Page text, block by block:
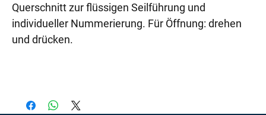
Querschnitt zur flüssigen Seilführung und
individueller Nummerierung. Für Öffnung: drehen
und drücken.